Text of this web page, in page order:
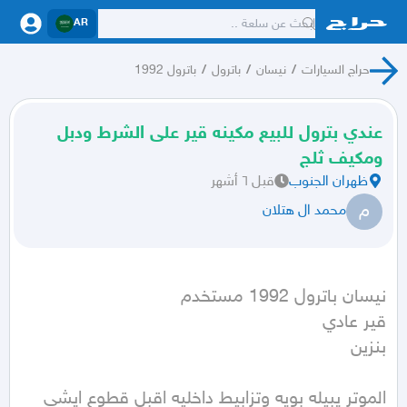
AR
حراج السيارات / نيسان / باترول / باترول 1992
عندي بترول للبيع مكينه قير على الشرط ودبل
ومكيف ثلج
ظهران الجنوب قبل ٦ أشهر
م محمد ال هتلان
بنزين
الموتر يبيله بويه وتزابيط داخليه اقبل قطوع ايشي